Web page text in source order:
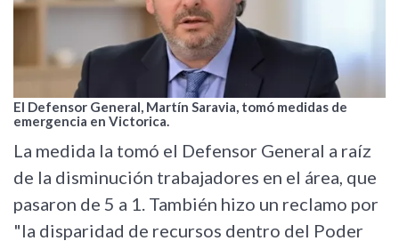
El Defensor General, Martín Saravia, tomó medidas de
emergencia en Victorica.
La medida la tomó el Defensor General a raíz
de la disminución trabajadores en el área, que
pasaron de 5 a 1. También hizo un reclamo por
"la disparidad de recursos dentro del Poder